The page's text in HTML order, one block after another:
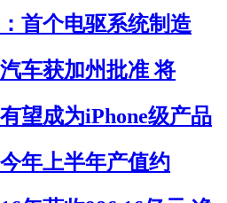
首个电驱系统制造
车获加州批准 将
望成为iPhone级产品
年上半年产值约